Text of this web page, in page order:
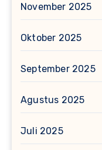
November 2025
Oktober 2025
September 2025
Agustus 2025
Juli 2025